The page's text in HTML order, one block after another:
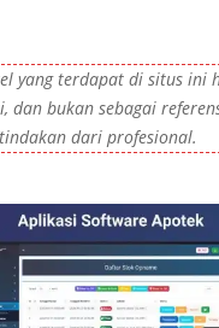
yang terdapat di situs ini
dan bukan sebagai
dari profesional.